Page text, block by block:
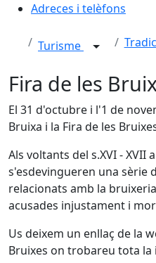
Adreces i telèfons
Turisme
Fira de les
El 31 d'octubre i l'1 de
Bruixa i la Fira de les
Als voltants del s.XVI - XVII
s'esdevingueren una sèrie
relacionats amb la
acusades injustament i
Us deixem un enllaç de la
Bruixes on trobareu tota